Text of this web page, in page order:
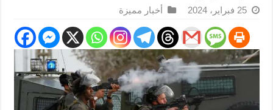
25 فبراير، 2024 أخبار مميزة